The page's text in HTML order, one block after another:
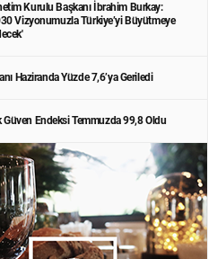
Kurulu Başkanı İbrahim Burkay:
Vizyonumuzla Türkiye’yi Büyütmeye
Haziranda Yüzde 7,6’ya Geriledi
Güven Endeksi Temmuzda 99,8 Oldu